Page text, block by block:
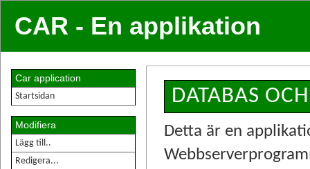
CAR - En applikation
Car application
Startsidan
Modifiera
Lägg till..
Redigera...
DATABAS
Detta är en